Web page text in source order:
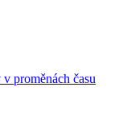
proměnách času